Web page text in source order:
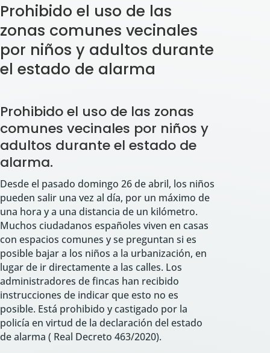
Prohibido el uso de las
zonas comunes vecinales
por niños y adultos durante
el estado de alarma
Prohibido el uso de las zonas
comunes vecinales por niños y
adultos durante el estado de
alarma.
Desde el pasado domingo 26 de abril, los niños
pueden salir una vez al día, por un máximo de
una hora y a una distancia de un kilómetro.
Muchos ciudadanos españoles viven en casas
con espacios comunes y se preguntan si es
posible bajar a los niños a la urbanización, en
lugar de ir directamente a las calles. Los
administradores de fincas han recibido
instrucciones de indicar que esto no es
posible. Está prohibido y castigado por la
policía en virtud de la declaración del estado
de alarma ( Real Decreto 463/2020).